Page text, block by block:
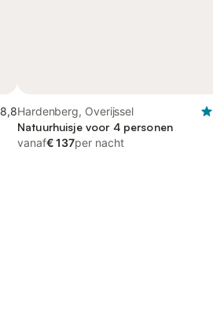
8,8Hardenberg, Overijssel
Natuurhuisje voor 4 personen
vanaf€ 137per nacht